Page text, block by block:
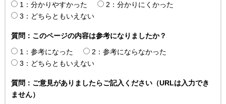
1：分かりやすかった
2：分かりにくかった
3：どちらともいえない
質問：このページの内容は参考になりましたか？
1：参考になった
2：参考にならなかった
3：どちらともいえない
質問：ご意見がありましたらご記入ください（URLは入力でき
ません）